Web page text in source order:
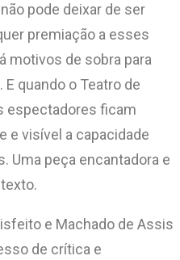
pode deixar de ser
premiação a esses
motivos de sobra para
quando o Teatro de
espectadores ficam
e visível a capacidade
Uma peça encantadora e
e Machado de Assis
de crítica e